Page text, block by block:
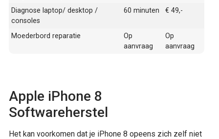
Diagnose laptop/ desktop /
consoles
60 minuten € 49,-
Moederbord reparatie
Op
aanvraag
Op
aanvraag
Apple iPhone 8
Softwareherstel
Het kan voorkomen dat je iPhone 8 opeens zich zelf niet